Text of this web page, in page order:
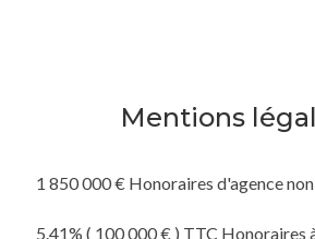
Mentions
1 850 000 € Honoraires d'agence
5.41% ( 100 000 € ) TTC Honoraires